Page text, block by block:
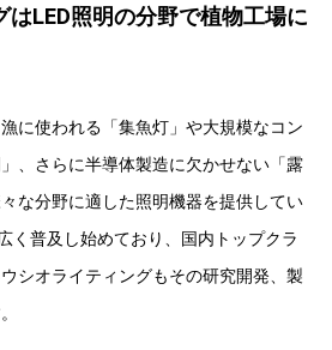
はLED照明の分野で植物工場に
に使われる「集魚灯」や大規模なコン
、さらに半導体製造に欠かせない「露
な分野に適した照明機器を提供してい
く普及し始めており、国内トップクラ
シオライティングもその研究開発、製